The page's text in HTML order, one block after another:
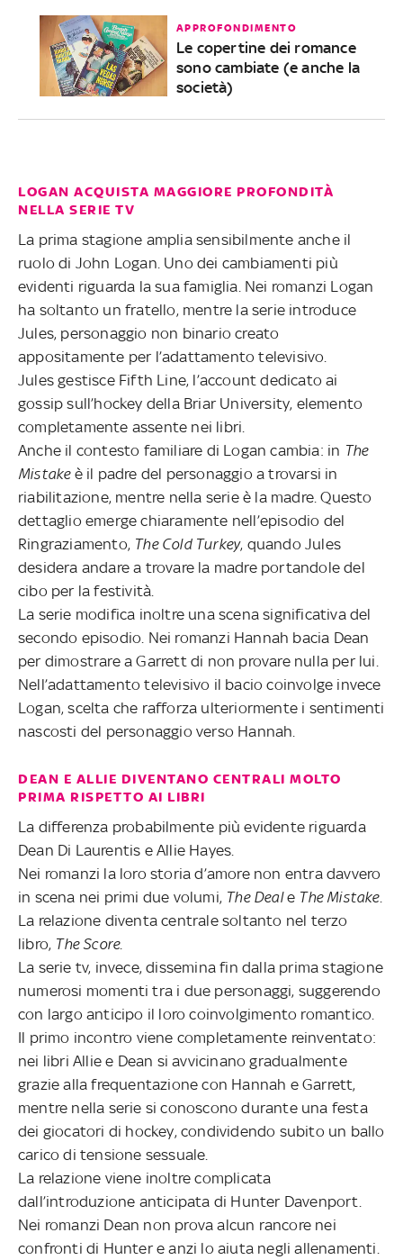
APPROFONDIMENTO
Le copertine dei romance
sono cambiate (e anche la
società)
LOGAN ACQUISTA MAGGIORE PROFONDITÀ
NELLA SERIE TV
La prima stagione amplia sensibilmente anche il
ruolo di John Logan. Uno dei cambiamenti più
evidenti riguarda la sua famiglia. Nei romanzi Logan
ha soltanto un fratello, mentre la serie introduce
Jules, personaggio non binario creato
appositamente per l’adattamento televisivo.
Jules gestisce Fifth Line, l’account dedicato ai
gossip sull’hockey della Briar University, elemento
completamente assente nei libri.
Anche il contesto familiare di Logan cambia: in The
Mistakeè il padre del personaggio a trovarsi in
riabilitazione, mentre nella serie è la madre. Questo
dettaglio emerge chiaramente nell’episodio del
Ringraziamento, The Cold Turkey, quando Jules
desidera andare a trovare la madre portandole del
cibo per la festività.
La serie modifica inoltre una scena significativa del
secondo episodio. Nei romanzi Hannah bacia Dean
per dimostrare a Garrett di non provare nulla per lui.
Nell’adattamento televisivo il bacio coinvolge invece
Logan, scelta che rafforza ulteriormente i sentimenti
nascosti del personaggio verso Hannah.
DEAN E ALLIE DIVENTANO CENTRALI MOLTO
PRIMA RISPETTO AI LIBRI
La differenza probabilmente più evidente riguarda
Dean Di Laurentis e Allie Hayes.
Nei romanzi la loro storia d’amore non entra davvero
in scena nei primi due volumi, The Deale The Mistake.
La relazione diventa centrale soltanto nel terzo
libro, The Score.
La serie tv, invece, dissemina fin dalla prima stagione
numerosi momenti tra i due personaggi, suggerendo
con largo anticipo il loro coinvolgimento romantico.
Il primo incontro viene completamente reinventato:
nei libri Allie e Dean si avvicinano gradualmente
grazie alla frequentazione con Hannah e Garrett,
mentre nella serie si conoscono durante una festa
dei giocatori di hockey, condividendo subito un ballo
carico di tensione sessuale.
La relazione viene inoltre complicata
dall’introduzione anticipata di Hunter Davenport.
Nei romanzi Dean non prova alcun rancore nei
confronti di Hunter e anzi lo aiuta negli allenamenti.